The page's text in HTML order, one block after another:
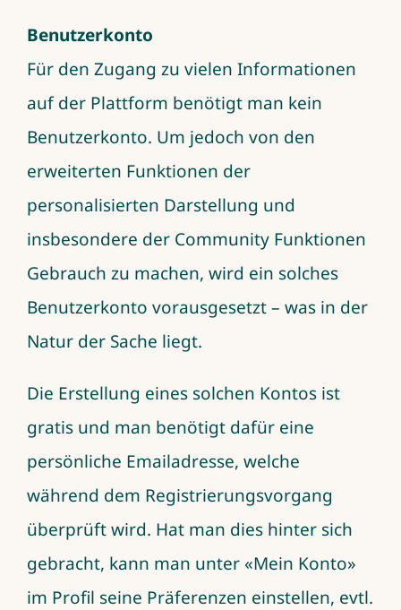
Benutzerkonto
Für den Zugang zu vielen Informationen
auf der Plattform benötigt man kein
Benutzerkonto. Um jedoch von den
erweiterten Funktionen der
personalisierten Darstellung und
insbesondere der Community Funktionen
Gebrauch zu machen, wird ein solches
Benutzerkonto vorausgesetzt – was in der
Natur der Sache liegt.
Die Erstellung eines solchen Kontos ist
gratis und man benötigt dafür eine
persönliche Emailadresse, welche
während dem Registrierungsvorgang
überprüft wird. Hat man dies hinter sich
gebracht, kann man unter «Mein Konto»
im Profil seine Präferenzen einstellen, evtl.